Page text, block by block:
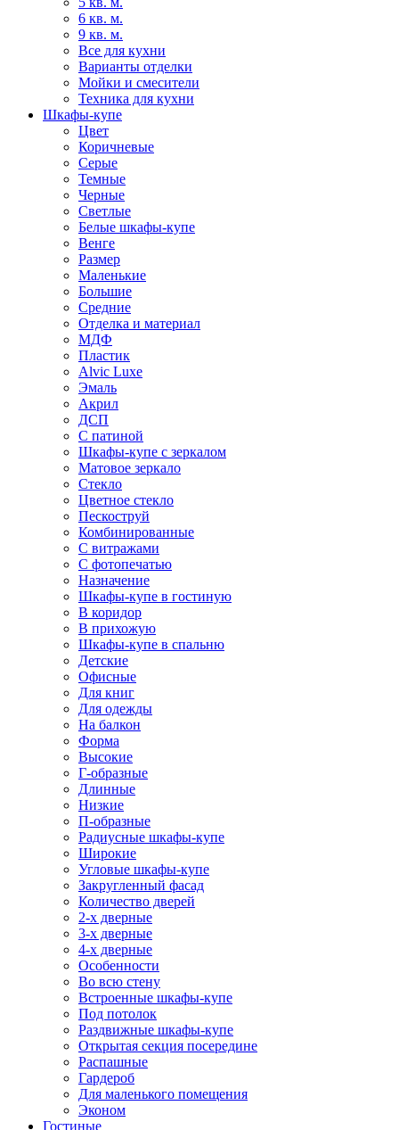
6 кв. м.
9 кв. м.
Все для кухни
Варианты отделки
Мойки и смесители
Техника для кухни
Шкафы-купе
Цвет
Коричневые
Серые
Темные
Черные
Светлые
Белые шкафы-купе
Венге
Размер
Маленькие
Большие
Средние
Отделка и материал
МДФ
Пластик
Alvic Luxe
Эмаль
Акрил
ДСП
С патиной
Шкафы-купе с зеркалом
Матовое зеркало
Стекло
Цветное стекло
Пескоструй
Комбинированные
С витражами
С фотопечатью
Назначение
Шкафы-купе в гостиную
В коридор
В прихожую
Шкафы-купе в спальню
Детские
Офисные
Для книг
Для одежды
На балкон
Форма
Высокие
Г-образные
Длинные
Низкие
П-образные
Радиусные шкафы-купе
Широкие
Угловые шкафы-купе
Закругленный фасад
Количество дверей
2-х дверные
3-х дверные
4-х дверные
Особенности
Во всю стену
Встроенные шкафы-купе
Под потолок
Раздвижные шкафы-купе
Открытая секция посередине
Распашные
Гардероб
Для маленького помещения
Эконом
Гостиные